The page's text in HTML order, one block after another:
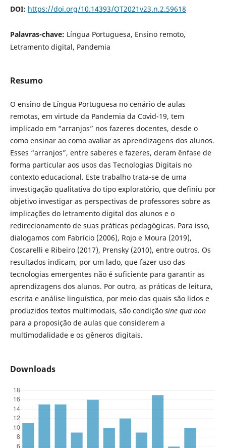
DOI: https://doi.org/10.14393/OT2021v23.n.2.59618
Palavras-chave: Língua Portuguesa, Ensino remoto,
Letramento digital, Pandemia
Resumo
O ensino de Língua Portuguesa no cenário de aulas
remotas, em virtude da Pandemia da Covid-19, tem
implicado em “arranjos” nos fazeres docentes, desde o
como ensinar ao como avaliar as aprendizagens dos alunos.
Esses “arranjos”, entre saberes e fazeres, deram ênfase de
forma particular aos usos das Tecnologias Digitais no
contexto educacional. Este trabalho trata-se de uma
investigação qualitativa do tipo exploratório, que definiu por
objetivo investigar as perspectivas de professores sobre as
implicações do letramento digital dos alunos e o
redirecionamento de suas práticas pedagógicas. Para isso,
dialogamos com Fabrício (2006), Rojo e Moura (2019),
Coscarelli e Ribeiro (2017), Prensky (2010), entre outros. Os
resultados indicam, por um lado, que fazer uso das
tecnologias emergentes não é suficiente para garantir as
aprendizagens dos alunos. Por outro, as práticas de leitura,
escrita e análise linguística, por meio das quais são lidos e
produzidos textos multimodais, são condição sine qua non
para a proposição de aulas que considerem a
multimodalidade e os gêneros digitais.
Downloads